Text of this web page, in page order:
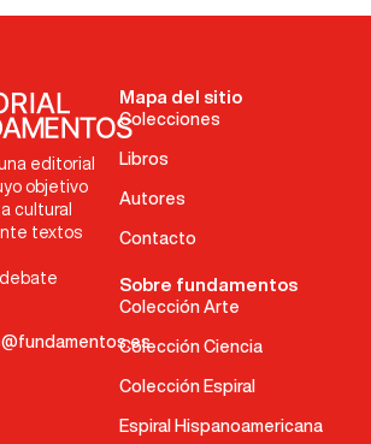
editorial
objetivo
cultural
textos
Mapa del sitio
Colecciones
Libros
Autores
Contacto
Sobre fundamentos
Colección Arte
Colección Ciencia
Colección Espiral
Espiral Hispanoamericana